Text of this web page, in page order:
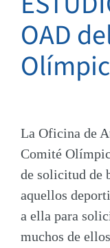
OAD
La Oficina de
Comité
de solicitud de
aquellos
a ella para
muchos de